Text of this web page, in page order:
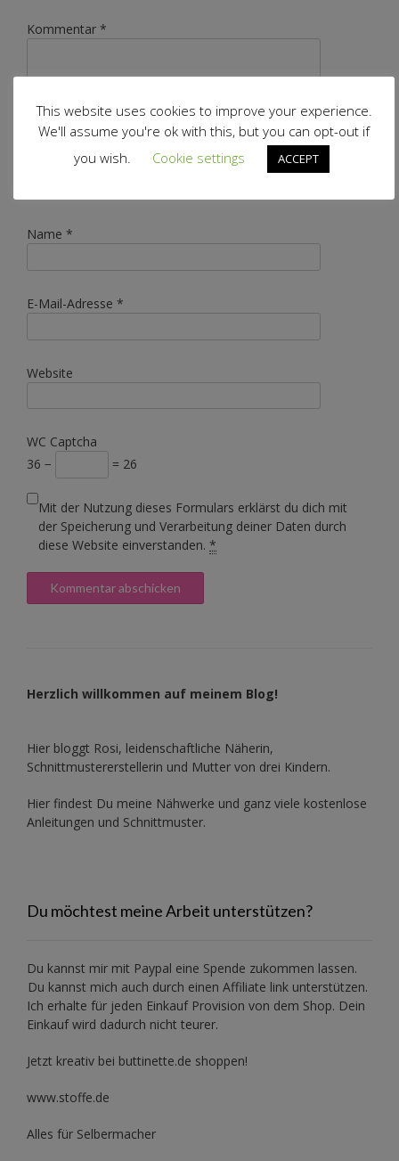
Kommentar *
Name *
E-Mail-Adresse *
Website
WC Captcha
36 −
= 26
Mit der Nutzung dieses Formulars erklärst du dich mit
der Speicherung und Verarbeitung deiner Daten durch
diese Website einverstanden. *
Herzlich willkommen auf meinem Blog!
Hier bloggt Rosi, leidenschaftliche Näherin,
Schnittmustererstellerin und Mutter von drei Kindern.
Hier findest Du meine Nähwerke und ganz viele kostenlose
Anleitungen und Schnittmuster.
Du möchtest meine Arbeit unterstützen?
Du kannst mir mit Paypal eine Spende zukommen lassen.
Du kannst mich auch durch einen Affiliate link unterstützen.
Ich erhalte für jeden Einkauf Provision von dem Shop. Dein
Einkauf wird dadurch nicht teurer.
Jetzt kreativ bei buttinette.de shoppen!
www.stoffe.de
Alles für Selbermacher
This website uses cookies to improve your experience.
We'll assume you're ok with this, but you can opt-out if
you wish.
Cookie settings ACCEPT